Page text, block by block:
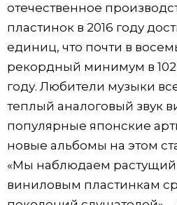
отечественное
пластинок в 2016 году
единиц, что почти в
рекордный минимум в
году. Любители музыки
теплый аналоговый звук
популярные японские
новые альбомы на этом
«Мы наблюдаем растущий
виниловым пластинкам